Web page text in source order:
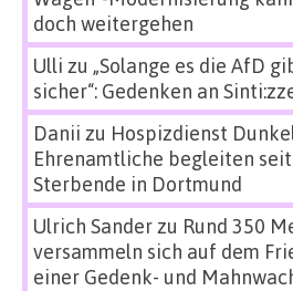
doch weitergehen
Ulli zu „Solange es die AfD
sicher“: Gedenken an
Danii zu Hospizdienst
Ehrenamtliche begleiten
Sterbende in Dortmund
Ulrich Sanderzu Rund 350
versammeln sich auf dem
einer Gedenk- und